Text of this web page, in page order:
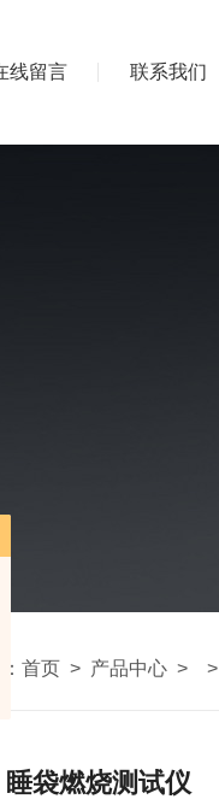
线留言 联系我们
首页 > 产品中心 > >
睡袋燃烧测试仪